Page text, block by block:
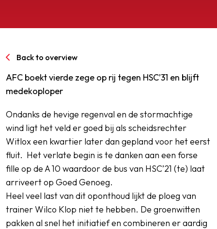
Back to overview
AFC boekt vierde zege op rij tegen HSC’31 en blijft
medekoploper
Ondanks de hevige regenval en de stormachtige
wind ligt het veld er goed bij als scheidsrechter
Witlox een kwartier later dan gepland voor het eerst
fluit. Het verlate begin is te danken aan een forse
fille op de A 10 waardoor de bus van HSC’21 (te) laat
arriveert op Goed Genoeg.
Heel veel last van dit oponthoud lijkt de ploeg van
trainer Wilco Klop niet te hebben. De groenwitten
pakken al snel het initiatief en combineren er aardig